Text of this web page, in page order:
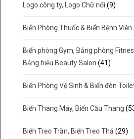
Logo công ty, Logo Chữ nổi (9)
Biển Phòng Thuốc & Biển Bệnh Viện
Biển phòng Gym, Bảng phòng
Bảng hiệu Beauty Salon (41)
Biển Phòng Vệ Sinh & Biển đèn
Biển Thang Máy, Biển Cầu Thang
Biển Treo Trần, Biển Treo Thả (29)